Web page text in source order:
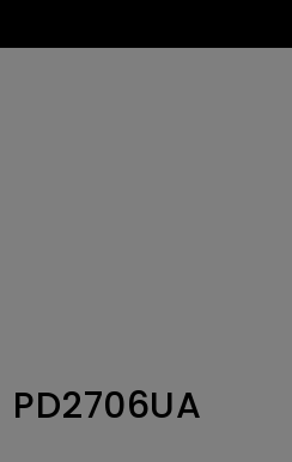
PD2706UA